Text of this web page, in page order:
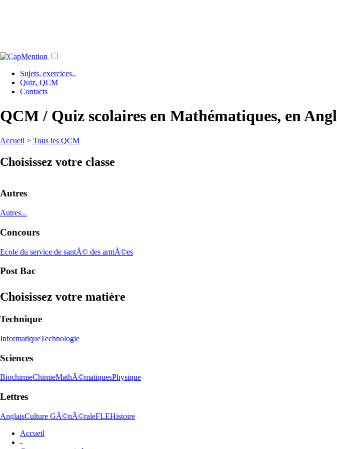
Sujets, exercices..
Quiz, QCM
Contacts
QCM / Quiz scolaires en Mathématiques, en
Accueil > Tous les QCM
Choisissez votre classe
Autres
Autres...
Concours
Ecole du service de santÃ© des armÃ©es
Post Bac
Choisissez votre matière
Technique
InformatiqueTechnologie
Sciences
BiochimieChimieMathÃ©matiquesPhysique
Lettres
AnglaisCulture GÃ©nÃ©raleFLEHistoire
Accueil
-